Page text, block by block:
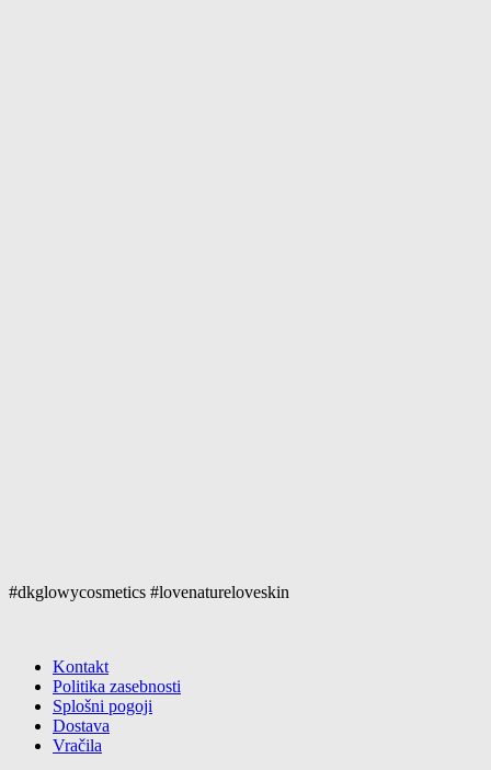
#dkglowycosmetics #lovenatureloveskin
Kontakt
Politika zasebnosti
Splošni pogoji
Dostava
Vračila